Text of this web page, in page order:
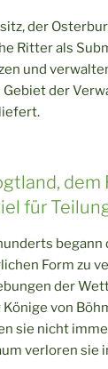
der
Ritter als
und
der
dem
für
begann
Form zu
der
von
sie nicht
verloren sie